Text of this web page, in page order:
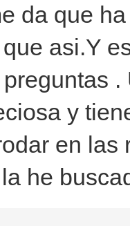
da que
asi.Y
y
en las
he